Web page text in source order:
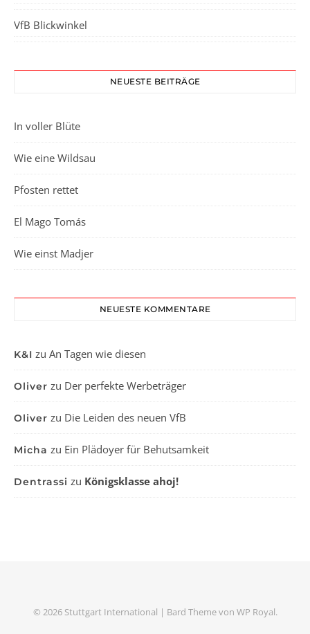
VfB Blickwinkel
NEUESTE BEITRÄGE
In voller Blüte
Wie eine Wildsau
Pfosten rettet
El Mago Tomás
Wie einst Madjer
NEUESTE KOMMENTARE
K&I zu An Tagen wie diesen
Oliver zu Der perfekte Werbeträger
Oliver zu Die Leiden des neuen VfB
Micha zu Ein Plädoyer für Behutsamkeit
Dentrassi zu Königsklasse ahoj!
© 2026 Stuttgart International | Bard Theme von WP Royal.